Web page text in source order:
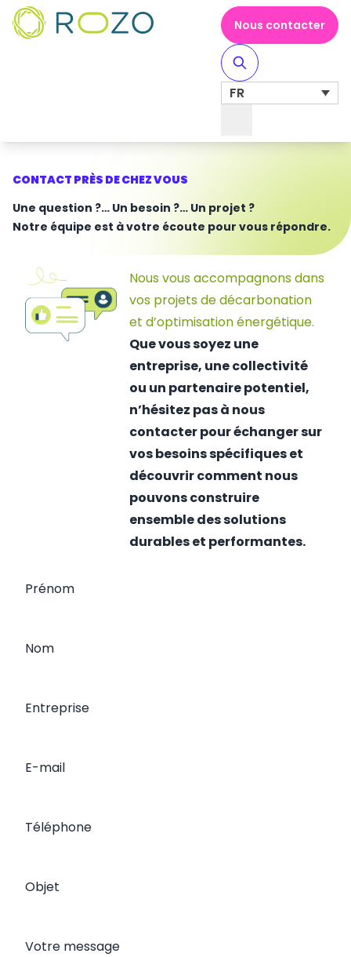
Nous contacter
FR
CONTACT PRÈS DE CHEZ VOUS
Une question ?… Un besoin ?… Un projet ?
Notre équipe est à votre écoute pour vous répondre.
Nous vous accompagnons dans
vos projets de décarbonation
et d’optimisation énergétique.
Que vous soyez une
entreprise, une collectivité
ou un partenaire potentiel,
n’hésitez pas à nous
contacter pour échanger sur
vos besoins spécifiques et
découvrir comment nous
pouvons construire
ensemble des solutions
durables et performantes.
Prénom
Nom
Entreprise
E-mail
Téléphone
Objet
Votre message